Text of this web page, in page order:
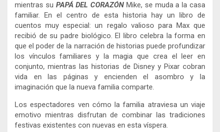
mientras su PAPÁ DEL CORAZÓNMike, se muda a la casa
familiar. En el centro de esta historia hay un libro de
cuentos muy especial: un regalo valioso para Max que
recibió de su padre biológico. El libro celebra la forma en
que el poder de la narración de historias puede profundizar
los vínculos familiares y la magia que crea el leer en
conjunto, mientras las historias de Disney y Pixar cobran
vida en las páginas y encienden el asombro y la
imaginación que la nueva familia comparte.
Los espectadores ven cómo la familia atraviesa un viaje
emotivo mientras disfrutan de combinar las tradiciones
festivas existentes con nuevas en esta víspera.